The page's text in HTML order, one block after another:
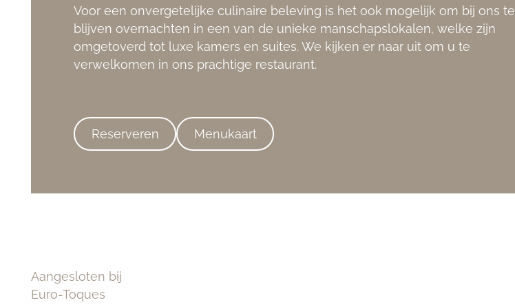
Voor een onvergetelijke culinaire beleving is het ook mogelijk om bij ons te
blijven overnachten in een van de unieke manschapslokalen, welke zijn
omgetoverd tot luxe kamers en suites. We kijken er naar uit om u te
verwelkomen in ons prachtige restaurant.
Reserveren Menukaart
Aangesloten bij
Euro-Toques